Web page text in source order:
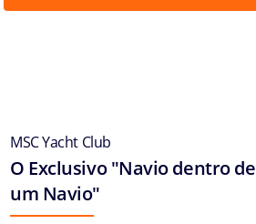
MSC Yacht Club
O Exclusivo "Navio dentro de
um Navio"